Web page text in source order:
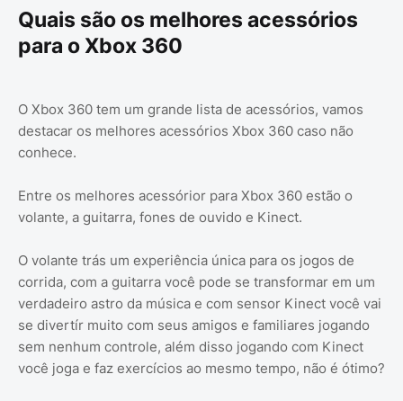
Quais são os melhores acessórios
para o Xbox 360
O Xbox 360 tem um grande lista de acessórios, vamos
destacar os melhores acessórios Xbox 360 caso não
conhece.
Entre os melhores acessórior para Xbox 360 estão o
volante, a guitarra, fones de ouvido e Kinect.
O volante trás um experiência única para os jogos de
corrida, com a guitarra você pode se transformar em um
verdadeiro astro da música e com sensor Kinect você vai
se divertír muito com seus amigos e familiares jogando
sem nenhum controle, além disso jogando com Kinect
você joga e faz exercícios ao mesmo tempo, não é ótimo?